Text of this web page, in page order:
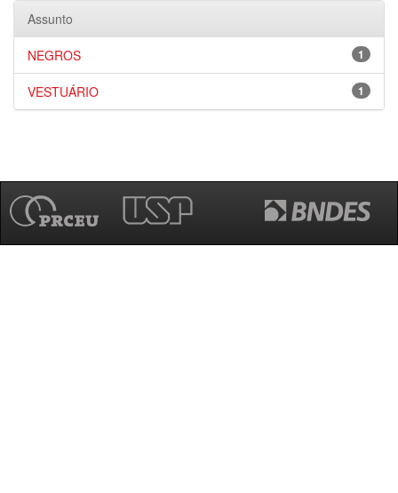
Assunto
1
NEGROS
1
VESTUÁRIO